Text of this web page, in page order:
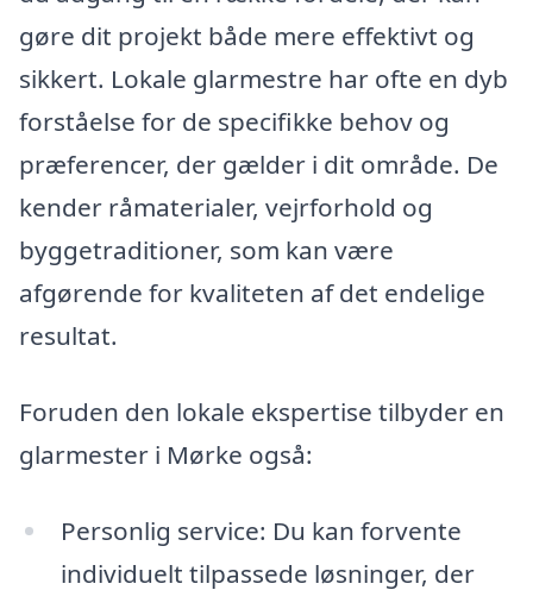
gøre dit projekt både mere effektivt og
sikkert. Lokale glarmestre har ofte en dyb
forståelse for de specifikke behov og
præferencer, der gælder i dit område. De
kender råmaterialer, vejrforhold og
byggetraditioner, som kan være
afgørende for kvaliteten af det endelige
resultat.
Foruden den lokale ekspertise tilbyder en
glarmester i Mørke også:
Personlig service: Du kan forvente
individuelt tilpassede løsninger, der